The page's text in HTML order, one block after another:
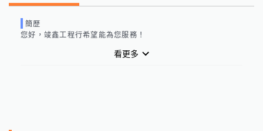
簡歷
您好， 竣鑫工程行希望能為您服務！
看更多